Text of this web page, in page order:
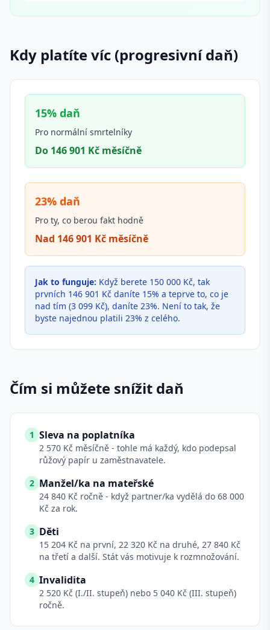
Kdy platíte víc (progresivní daň)
15% daň
Pro normální smrtelníky
Do 146 901 Kč měsíčně
23% daň
Pro ty, co berou fakt hodně
Nad 146 901 Kč měsíčně
Jak to funguje: Když berete 150 000 Kč, tak
prvních 146 901 Kč daníte 15% a teprve to, co je
nad tím (3 099 Kč), daníte 23%. Není to tak, že
byste najednou platili 23% z celého.
Čím si můžete snížit daň
1 Sleva na poplatníka
2 570 Kč měsíčně - tohle má každý, kdo podepsal
růžový papír u zaměstnavatele.
2 Manžel/ka na mateřské
24 840 Kč ročně - když partner/ka vydělá do 68 000
Kč za rok.
3 Děti
15 204 Kč na první, 22 320 Kč na druhé, 27 840 Kč
na třetí a další. Stát vás motivuje k rozmnožování.
4 Invalidita
2 520 Kč (I./II. stupeň) nebo 5 040 Kč (III. stupeň)
ročně.